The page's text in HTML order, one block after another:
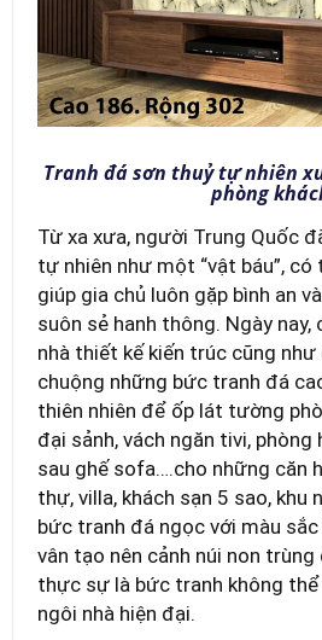
Tranh đá sơn thuỷ tự nhiên
phòng
Từ xa xưa, người Trung Quốc
tự nhiên như một “vật báu”,
giúp gia chủ luôn gặp bình an
suôn sẻ hanh thông. Ngày nay,
nhà thiết kế kiến trúc cũng
chuộng những bức tranh đá
thiên nhiên để ốp lát tường
đại sảnh, vách ngăn tivi, phòng
sau ghế sofa….cho những căn
thự, villa, khách sạn 5 sao, khu
bức tranh đá ngọc với màu
vân tạo nên cảnh núi non trùng
thực sự là bức tranh không
ngôi nhà hiện đại.